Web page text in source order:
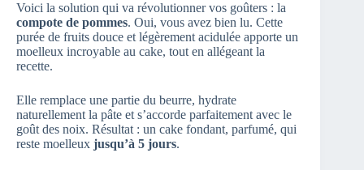
Voici la solution qui va révolutionner vos goûters : la
compote de pommes. Oui, vous avez bien lu. Cette
purée de fruits douce et légèrement acidulée apporte un
moelleux incroyable au cake, tout en allégeant la
recette.
Elle remplace une partie du beurre, hydrate
naturellement la pâte et s’accorde parfaitement avec le
goût des noix. Résultat : un cake fondant, parfumé, qui
reste moelleux jusqu’à 5 jours.